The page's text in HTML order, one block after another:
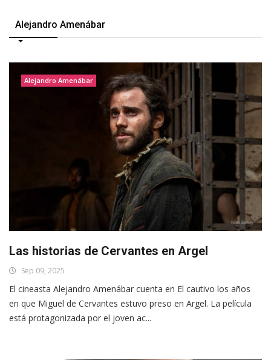
Alejandro Amenábar
Alejandro Amenábar
Las historias de Cervantes en Argel
Sep 09, 2025
El cineasta Alejandro Amenábar cuenta en El cautivo los años
en que Miguel de Cervantes estuvo preso en Argel. La película
está protagonizada por el joven ac...